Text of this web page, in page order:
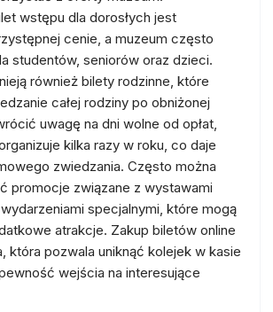
wstępu dla dorosłych jest
cenie, a muzeum często
studentów, seniorów oraz dzieci.
również bilety rodzinne, które
całej rodziny po obniżonej
uwagę na dni wolne od opłat,
kilka razy w roku, co daje
zwiedzania. Często można
promocje związane z wystawami
specjalnymi, które mogą
atrakcje. Zakup biletów online
która pozwala uniknąć kolejek w kasie
wejścia na interesujące